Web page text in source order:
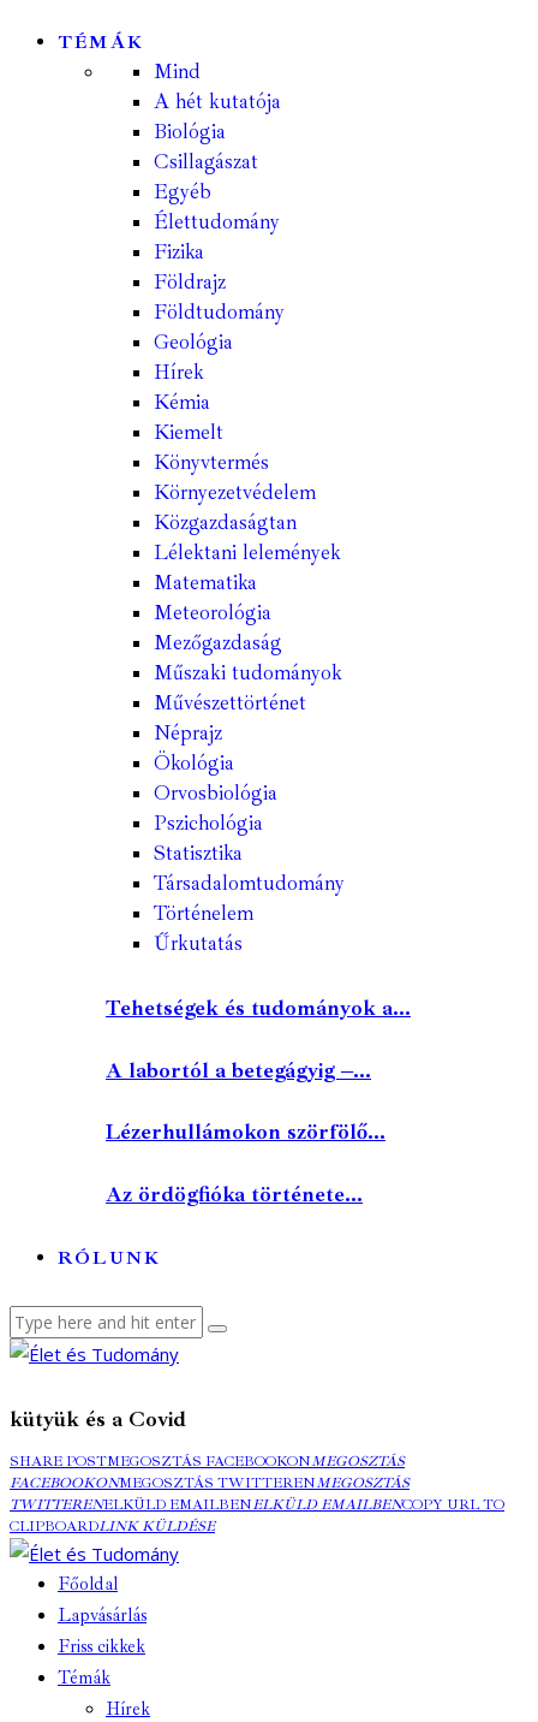
TÉMÁK
Mind
A hét kutatója
Biológia
Csillagászat
Egyéb
Élettudomány
Fizika
Földrajz
Földtudomány
Geológia
Hírek
Kémia
Kiemelt
Könyvtermés
Környezetvédelem
Közgazdaságtan
Lélektani lelemények
Matematika
Meteorológia
Mezőgazdaság
Műszaki tudományok
Művészettörténet
Néprajz
Ökológia
Orvosbiológia
Pszichológia
Statisztika
Társadalomtudomány
Történelem
Űrkutatás
Tehetségek és tudományok a...
A labortól a betegágyig –...
Lézerhullámokon szörfölő...
Az ördögfióka története...
RÓLUNK
kütyük és a Covid
SHARE POSTMEGOSZTÁS FACEBOOKONMEGOSZTÁS
FACEBOOKONMEGOSZTÁS TWITTERENMEGOSZTÁS
TWITTERENELKÜLD EMAILBENELKÜLD EMAILBENCOPY URL TO
CLIPBOARDLINK KÜLDÉSE
Főoldal
Lapvásárlás
Friss cikkek
Témák
Hírek